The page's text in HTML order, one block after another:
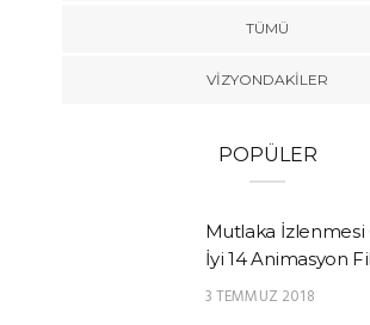
TÜMÜ
VIZYONDAKILER
POPÜLER
Mutlaka İzlenmesi
İyi 14 Animasyon
3 TEMMUZ 2018